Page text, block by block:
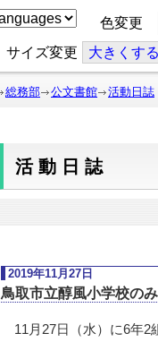
色変更
サイズ変更 大きくする
総務部 公文書館 活動日誌
活動日誌
2019年11月27日
鳥取市立醇風小学校の
11月27日（水）に6年2